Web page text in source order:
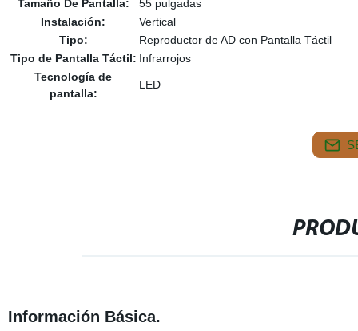
Tamaño De Pantalla:
55 pulgadas
Instalación:
Vertical
Tipo:
Reproductor de AD con Pantalla Táctil
Tipo de Pantalla Táctil: Infrarrojos
Tecnología de
pantalla:
LED
Información Básica.